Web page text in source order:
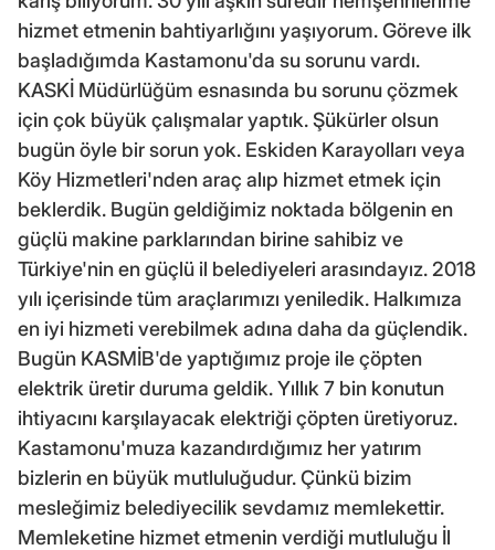
hizmet etmenin bahtiyarlığını yaşıyorum. Göreve ilk
başladığımda Kastamonu'da su sorunu vardı.
KASKİ Müdürlüğüm esnasında bu sorunu çözmek
için çok büyük çalışmalar yaptık. Şükürler olsun
bugün öyle bir sorun yok. Eskiden Karayolları veya
Köy Hizmetleri'nden araç alıp hizmet etmek için
beklerdik. Bugün geldiğimiz noktada bölgenin en
güçlü makine parklarından birine sahibiz ve
Türkiye'nin en güçlü il belediyeleri arasındayız. 2018
yılı içerisinde tüm araçlarımızı yeniledik. Halkımıza
en iyi hizmeti verebilmek adına daha da güçlendik.
Bugün KASMİB'de yaptığımız proje ile çöpten
elektrik üretir duruma geldik. Yıllık 7 bin konutun
ihtiyacını karşılayacak elektriği çöpten üretiyoruz.
Kastamonu'muza kazandırdığımız her yatırım
bizlerin en büyük mutluluğudur. Çünkü bizim
mesleğimiz belediyecilik sevdamız memlekettir.
Memleketine hizmet etmenin verdiği mutluluğu İl